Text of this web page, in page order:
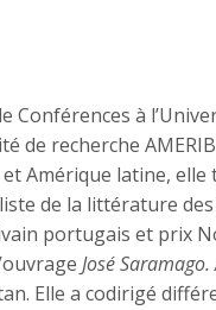
Conférences à
de recherche
Amérique latine,
de la littérature des
portugais et prix
José
Elle a codirigé